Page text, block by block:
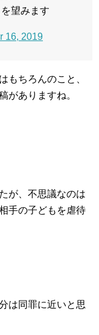
望みます
16, 2019
もちろんのこと、
がありますね。
が、不思議なのは
手の子どもを虐待
は同罪に近いと思